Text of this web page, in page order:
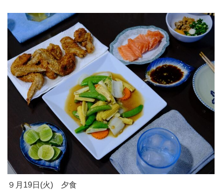
９月19日(火) 夕食